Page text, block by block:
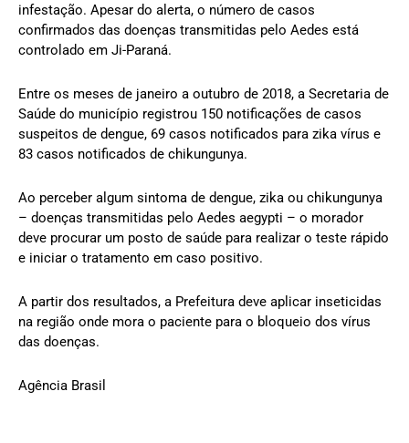
infestação. Apesar do alerta, o número de casos
confirmados das doenças transmitidas pelo Aedes está
controlado em Ji-Paraná.
Entre os meses de janeiro a outubro de 2018, a Secretaria de
Saúde do município registrou 150 notificações de casos
suspeitos de dengue, 69 casos notificados para zika vírus e
83 casos notificados de chikungunya.
Ao perceber algum sintoma de dengue, zika ou chikungunya
– doenças transmitidas pelo Aedes aegypti – o morador
deve procurar um posto de saúde para realizar o teste rápido
e iniciar o tratamento em caso positivo.
A partir dos resultados, a Prefeitura deve aplicar inseticidas
na região onde mora o paciente para o bloqueio dos vírus
das doenças.
Agência Brasil